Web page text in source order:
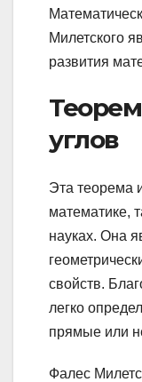
Милетского
развития
углов
Эта теорема
математике,
науках. Она
свойств.
легко
прямые или
Фалес